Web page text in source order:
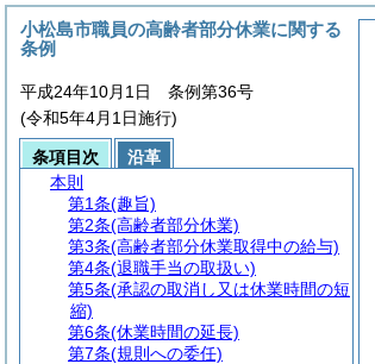
小松島市職員の高齢者部分休業に関する
条例
平成24年10月1日 条例第36号
(令和5年4月1日施行)
条項目次
沿革
本則
第1条(趣旨)
第2条(高齢者部分休業)
第3条(高齢者部分休業取得中の給与)
第4条(退職手当の取扱い)
第5条(承認の取消し又は休業時間の短
縮)
第6条(休業時間の延長)
第7条(規則への委任)